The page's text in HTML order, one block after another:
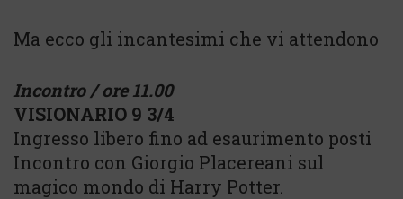
Ma ecco gli incantesimi che vi attendono
Incontro / ore 11.00
VISIONARIO 9 3/4
Ingresso libero fino ad esaurimento posti
Incontro con Giorgio Placereani sul
magico mondo di Harry Potter.